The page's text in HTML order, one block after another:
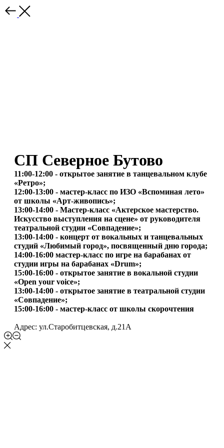
СП Северное Бутово
11:00-12:00 - открытое занятие в танцевальном клубе
«Ретро»;
12:00-13:00 - мастер-класс по ИЗО «Вспоминая лето»
от школы «Арт-живопись»;
13:00-14:00 - Мастер-класс «Актерское мастерство.
Искусство выступления на сцене» от руководителя
театральной студии «Совпадение»;
13:00-14:00 - концерт от вокальных и танцевальных
студий «Любимый город», посвященный дню города;
14:00-16:00 мастер-класс по игре на барабанах от
студии игры на барабанах «Drum»;
15:00-16:00 - открытое занятие в вокальной студии
«Open your voice»;
13:00-14:00 - открытое занятие в театральной студии
«Совпадение»;
15:00-16:00 - мастер-класс от школы скорочтения
Адрес: ул.Старобитцевская, д.21А